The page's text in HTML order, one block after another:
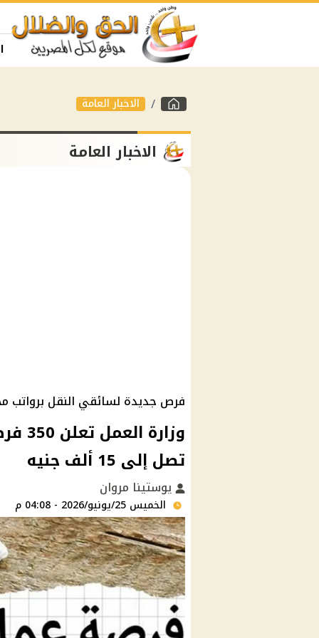
الاخبار العامة
الاخبار العامة
فرص جديدة لسائقي النقل برواتب
تصل إلى 15 ألف جنيه
يوستينا مروان
الخميس 25/يونيو/2026 - 04:08 م